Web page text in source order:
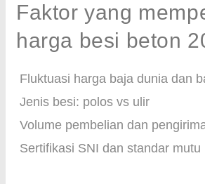
Faktor yang
harga besi beton
Fluktuasi harga baja dunia dan
Jenis besi: polos vs ulir
Volume pembelian dan
Sertifikasi SNI dan standar mutu